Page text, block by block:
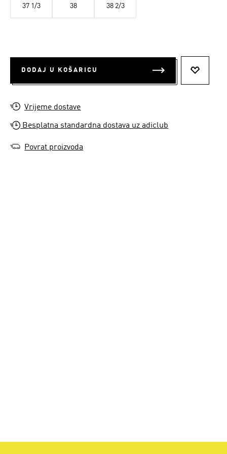
37 1/3 38 38 2/3
DODAJ U KOŠARICU
Vrijeme dostave
Besplatna standardna dostava uz adiclub
Povrat proizvoda